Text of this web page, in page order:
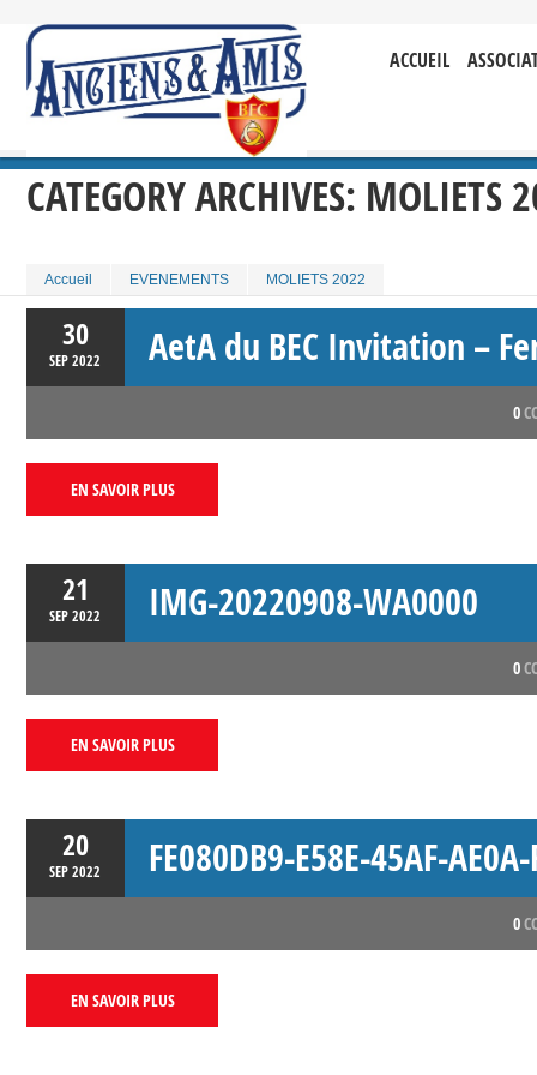
ACCUEIL
CATEGORY ARCHIVES: MOLIETS
Accueil EVENEMENTS MOLIETS 2022
30
SEP2022 AetA du BEC Invitation –
0
EN SAVOIR PLUS
21
SEP2022 IMG-20220908-WA0000
0
EN SAVOIR PLUS
20
SEP2022 FE080DB9-E58E-45AF-
0
EN SAVOIR PLUS